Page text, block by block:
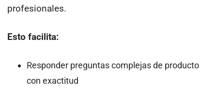
profesionales.
Esto facilita:
Responder preguntas complejas de producto
con exactitud